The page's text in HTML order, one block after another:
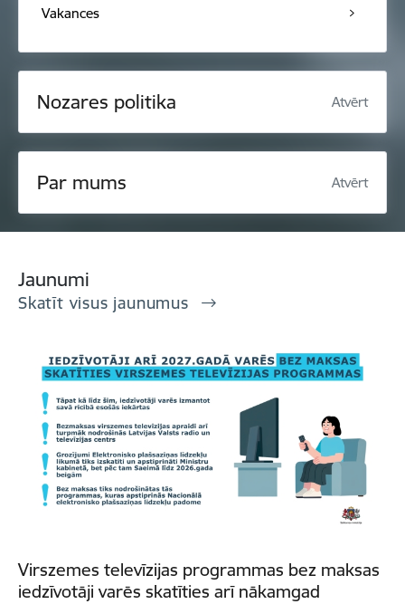
Vakances
Nozares politika Atvērt
Par mums Atvērt
Jaunumi
Skatīt visus jaunumus
Virszemes televīzijas programmas bez maksas
iedzīvotāji varēs skatīties arī nākamgad